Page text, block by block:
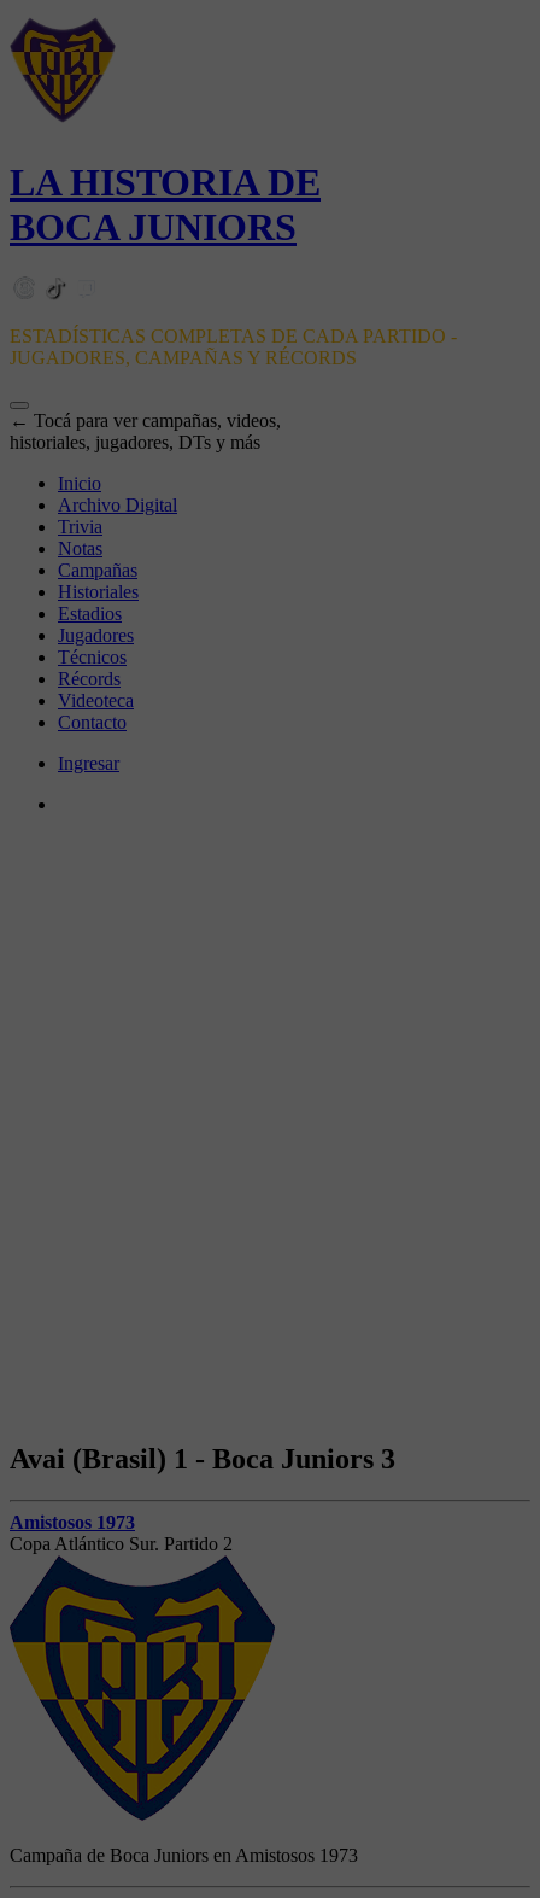
LA HISTORIA DE
BOCA JUNIORS
ESTADÍSTICAS COMPLETAS DE CADA PARTIDO -
JUGADORES, CAMPAÑAS Y RÉCORDS
← Tocá para ver campañas, videos,
historiales, jugadores, DTs y más
Inicio
Archivo Digital
Trivia
Notas
Campañas
Historiales
Estadios
Jugadores
Técnicos
Récords
Videoteca
Contacto
Ingresar
Avai (Brasil) 1 - Boca Juniors 3
Amistosos 1973
Copa Atlántico Sur. Partido 2
Campaña de Boca Juniors en Amistosos 1973